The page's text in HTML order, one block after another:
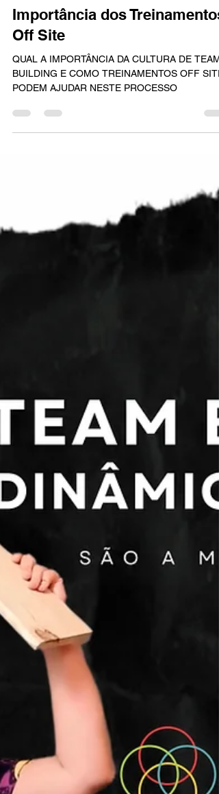
TEAM BUILDING - A
Importância dos Treinamentos
Off Site
QUAL A IMPORTÂNCIA DA CULTURA DE TEAM
PODEM AJUDAR NESTE PROCESSO